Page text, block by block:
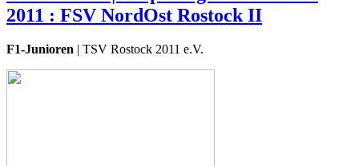
2011 : FSV NordOst Rostock II
F1-Junioren | TSV Rostock 2011 e.V.